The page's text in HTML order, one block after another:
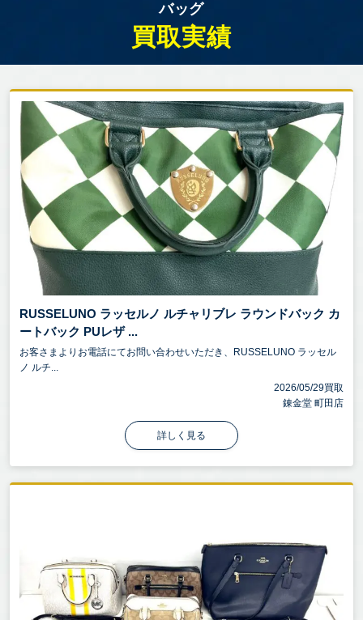
バッグ
買取実績
RUSSELUNO ラッセルノ ルチャリブレ ラウンドバック カ
ートバック PUレザ ...
お客さまよりお電話にてお問い合わせいただき、RUSSELUNO ラッセル
ノ ルチ...
2026/05/29買取
錬金堂 町田店
詳しく見る